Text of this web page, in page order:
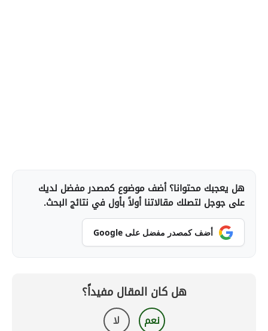
هل يعجبك محتوانا؟ أضف موضوع كمصدر مفضل لديك
على جوجل لتصلك مقالاتنا أولاً بأول في نتائج البحث.
أضف كمصدر مفضل على Google
هل كان المقال مفيداً؟
نعم لا